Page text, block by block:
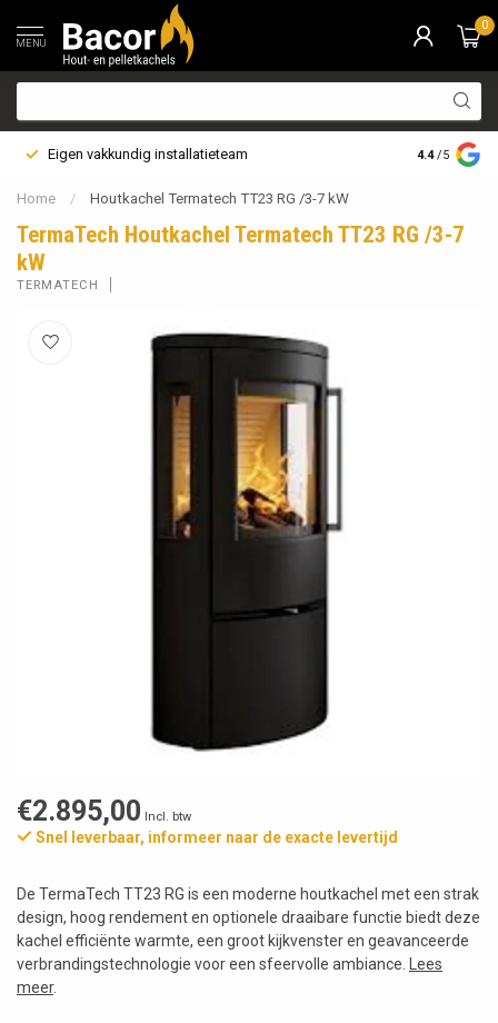
MENU
0
Eigen vakkundig installatieteam Bezorging
4.4 /5
Home / Houtkachel Termatech TT23 RG /3-7 kW
TermaTech Houtkachel Termatech TT23 RG /3-7
kW
TERMATECH
€2.895,00 Incl. btw
Snel leverbaar, informeer naar de exacte levertijd
De TermaTech TT23 RG is een moderne houtkachel met een strak
design, hoog rendement en optionele draaibare functie biedt deze
kachel efficiënte warmte, een groot kijkvenster en geavanceerde
verbrandingstechnologie voor een sfeervolle ambiance.
Lees
meer.